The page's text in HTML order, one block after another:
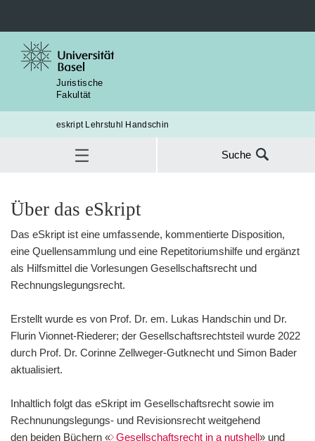
Juristische
Fakultät
eskript Lehrstuhl Handschin
Suche
Rechnungslegungsrecht
Über das eSkript
Das eSkript ist eine umfassende, kommentierte Disposition,
eine Quellensammlung und eine Repetitoriumshilfe und ergänzt
als Hilfsmittel die Vorlesungen Gesellschaftsrecht und
Rechnungslegungsrecht.
Erstellt wurde es von Prof. Dr. em. Lukas Handschin und Dr.
Flurin Vionnet-Riederer; der Gesellschaftsrechtsteil wurde 2022
durch Prof. Dr. Corinne Zellweger-Gutknecht und Simon Bader
aktualisiert.
Inhaltlich folgt das eSkript im Gesellschaftsrecht sowie im
Rechnunungslegungs- und Revisionsrecht weitgehend
den beiden Büchern « Gesellschaftsrecht in a nutshell» und